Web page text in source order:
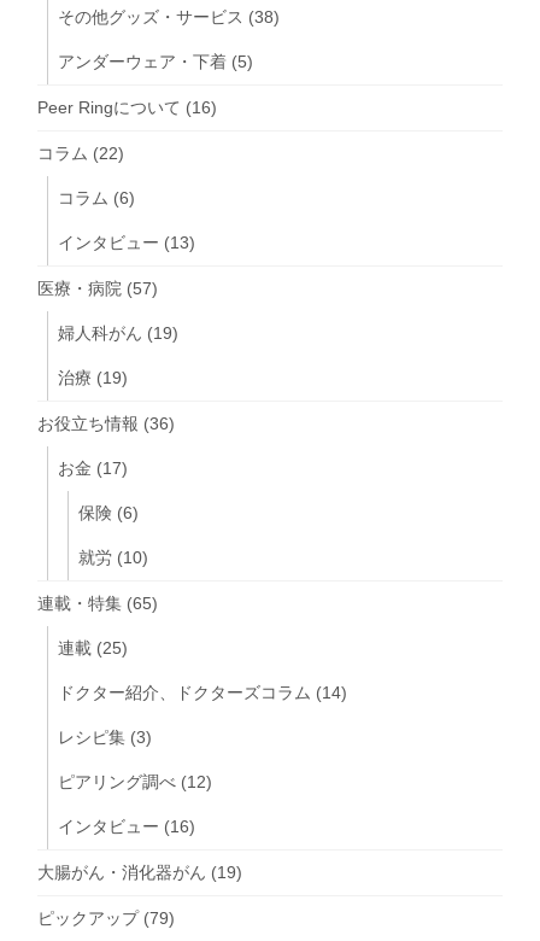
その他グッズ・サービス (38)
アンダーウェア・下着 (5)
Peer Ringについて (16)
コラム (22)
コラム (6)
インタビュー (13)
医療・病院 (57)
婦人科がん (19)
治療 (19)
お役立ち情報 (36)
お金 (17)
保険 (6)
就労 (10)
連載・特集 (65)
連載 (25)
ドクター紹介、ドクターズコラム (14)
レシピ集 (3)
ピアリング調べ (12)
インタビュー (16)
大腸がん・消化器がん (19)
ピックアップ(79)